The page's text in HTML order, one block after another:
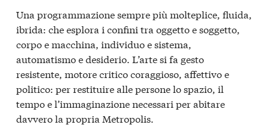
Una programmazione sempre più molteplice, fluida,
ibrida: che esplora i confini tra oggetto e soggetto,
corpo e macchina, individuo e sistema,
automatismo e desiderio. L’arte si fa gesto
resistente, motore critico coraggioso, affettivo e
politico: per restituire alle persone lo spazio, il
tempo e l’immaginazione necessari per abitare
davvero la propria Metropolis.